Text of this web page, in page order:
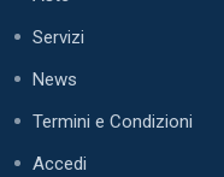
Servizi
News
Termini e Condizioni
Accedi